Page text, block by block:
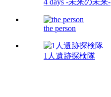
4 days -未来の未来-
the person
1人遺跡探検隊